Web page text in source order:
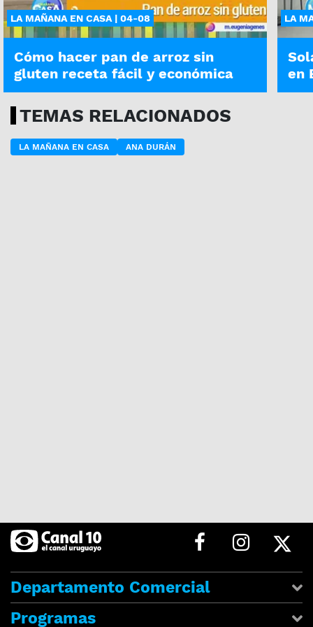
LA MAÑANA EN CASA | 04-08
Cómo hacer pan de arroz sin
gluten receta fácil y económica
LA
en
TEMAS RELACIONADOS
LA MAÑANA EN CASA ANA DURÁN
Departamento Comercial
Programas